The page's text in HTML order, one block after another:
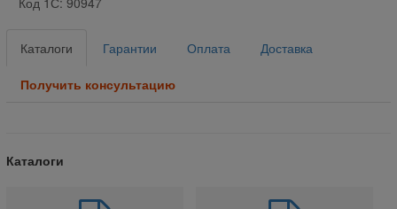
Каталоги Гарантии Оплата Доставка
Получить консультацию
Каталоги